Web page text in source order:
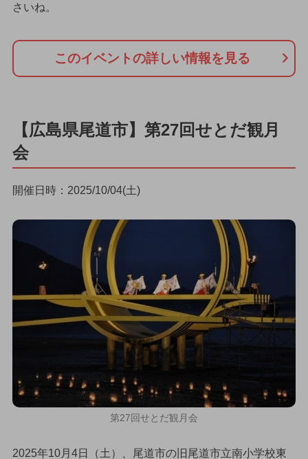
さいね。
このイベントの詳しい情報を見る
【広島県尾道市】第27回せとだ観月
会
開催日時：2025/10/04(土)
第27回せとだ観月会
2025年10月4日（土）、尾道市の旧尾道市立南小学校東